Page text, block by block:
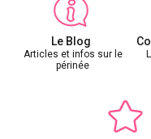
Le Blog
Articles et infos sur le
périnée